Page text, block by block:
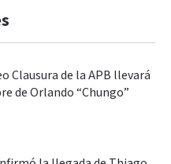
Clausura de la APB llevará
de Orlando “Chungo”